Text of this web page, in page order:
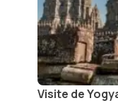
Visite de